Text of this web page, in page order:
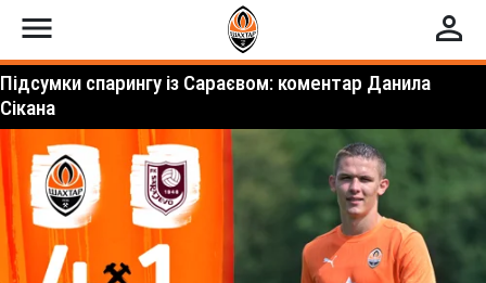
menu perm_identity
Підсумки спарингу із Сараєвом: коментар Данила
Сікана